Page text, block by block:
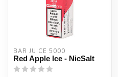
BAR JUICE 5000
Red Apple Ice - NicSalt